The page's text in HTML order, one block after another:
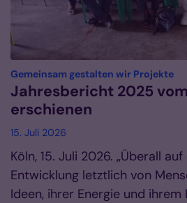
Gemeinsam gestalten wir Projekte:
Jahresbericht 2025
erschienen
15. Juli 2026
Köln, 15. Juli 2026. „Überall
Entwicklung letztlich von
Ideen, ihrer Energie und ihrem